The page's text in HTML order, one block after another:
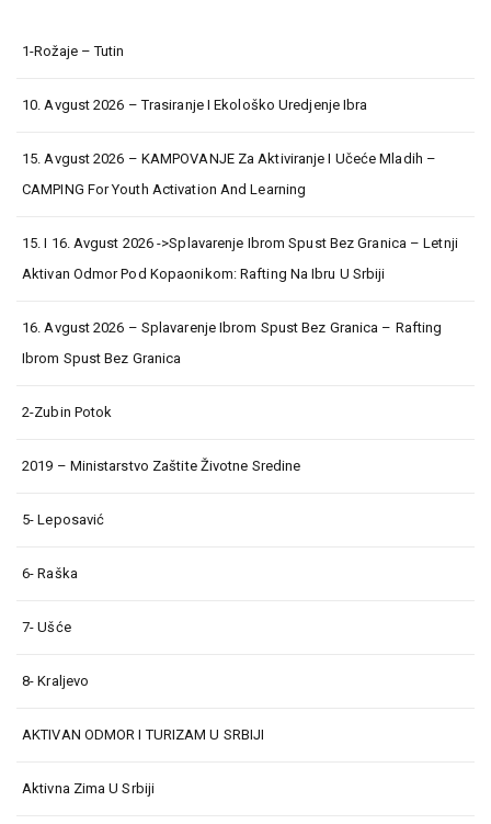
1-Rožaje – Tutin
10. Avgust 2026 – Trasiranje I Ekološko Uredjenje Ibra
15. Avgust 2026 – KAMPOVANJE Za Aktiviranje I Učeće Mladih –
CAMPING For Youth Activation And Learning
15. I 16. Avgust 2026 ->Splavarenje Ibrom Spust Bez Granica – Letnji
Aktivan Odmor Pod Kopaonikom: Rafting Na Ibru U Srbiji
16. Avgust 2026 – Splavarenje Ibrom Spust Bez Granica – Rafting
Ibrom Spust Bez Granica
2-Zubin Potok
2019 – Ministarstvo Zaštite Životne Sredine
5- Leposavić
6- Raška
7- Ušće
8- Kraljevo
AKTIVAN ODMOR I TURIZAM U SRBIJI
Aktivna Zima U Srbiji